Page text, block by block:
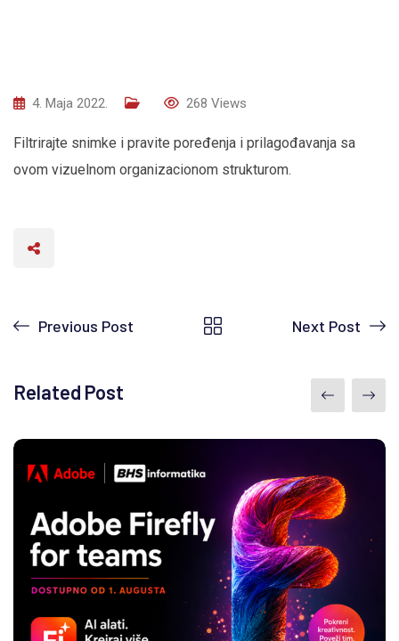
4. Maja 2022. 268 Views
Filtrirajte snimke i pravite poređenja i prilagođavanja sa
ovom vizuelnom organizacionom strukturom.
Previous Post Next Post
Related Post